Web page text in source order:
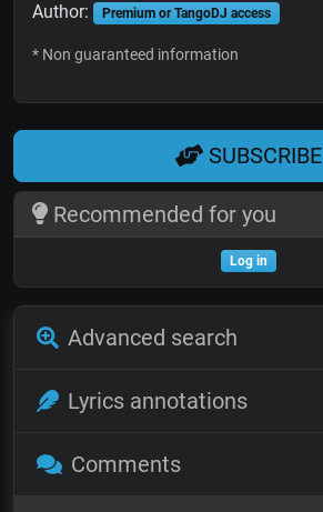
Author: Premium or TangoDJ access
* Non guaranteed information
SUBSCRIBE
Recommended for you
Log in
Advanced search
Lyrics annotations
Comments